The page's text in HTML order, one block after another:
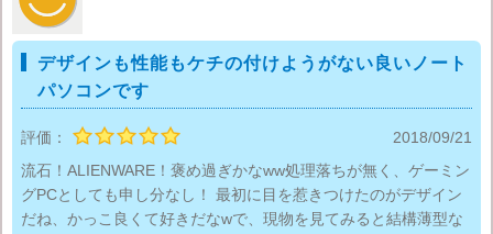
デザインも性能もケチの付けようがない良いノート
パソコンです
評価：
2018/09/21
流石！ALIENWARE！褒め過ぎかなww処理落ちが無く、ゲーミン
グPCとしても申し分なし！ 最初に目を惹きつけたのがデザイン
だね、かっこ良くて好きだなwで、現物を見てみると結構薄型な